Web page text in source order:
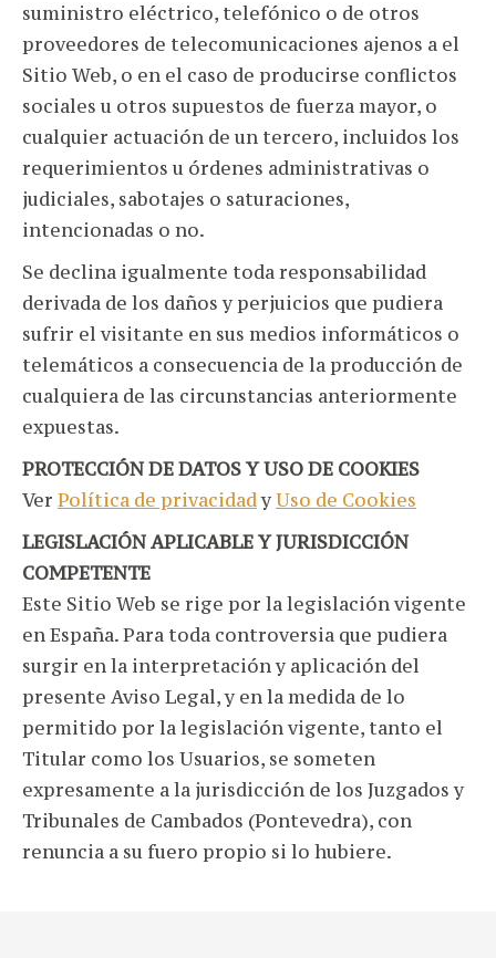
suministro eléctrico, telefónico o de otros
proveedores de telecomunicaciones ajenos a el
Sitio Web, o en el caso de producirse conflictos
sociales u otros supuestos de fuerza mayor, o
cualquier actuación de un tercero, incluidos los
requerimientos u órdenes administrativas o
judiciales, sabotajes o saturaciones,
intencionadas o no.
Se declina igualmente toda responsabilidad
derivada de los daños y perjuicios que pudiera
sufrir el visitante en sus medios informáticos o
telemáticos a consecuencia de la producción de
cualquiera de las circunstancias anteriormente
expuestas.
PROTECCIÓN DE DATOS Y USO DE COOKIES
Ver Política de privacidadyUso de Cookies
LEGISLACIÓN APLICABLE Y JURISDICCIÓN
COMPETENTE
Este Sitio Web se rige por la legislación vigente
en España. Para toda controversia que pudiera
surgir en la interpretación y aplicación del
presente Aviso Legal, y en la medida de lo
permitido por la legislación vigente, tanto el
Titular como los Usuarios, se someten
expresamente a la jurisdicción de los Juzgados y
Tribunales de Cambados (Pontevedra), con
renuncia a su fuero propio si lo hubiere.